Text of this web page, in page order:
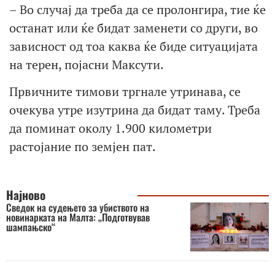
– Во случај да треба да се пролонгира, тие ќе
останат или ќе бидат заменети со други, во
зависност од тоа каква ќе биде ситуацијата
на терен, појасни Максути.
Првичните тимови тргнале утринава, се
очекува утре изутрина да бидат таму. Треба
да поминат околу 1.900 километри
растојание по земјен пат.
Најново
Сведок на судењето за убиството на
новинарката на Малта: „Подготвував
шампањско“